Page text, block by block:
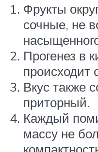
Фрукты
сочные, не
Прогенез в
происходит
Вкус также
приторный.
Каждый
массу не